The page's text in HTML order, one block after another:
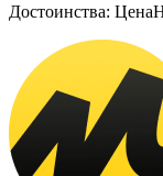
Достоинства: